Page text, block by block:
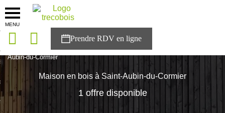
MENU
solutions
Aubin-du-Cormier
Maison en bois à Saint-Aubin-du-Cormier
1 offre disponible